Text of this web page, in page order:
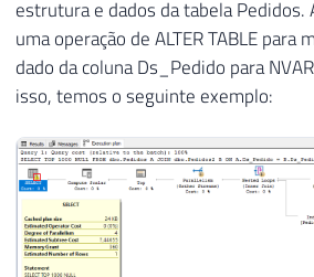
estrutura e dados da tabela
uma operação de ALTER TABLE para
dado da coluna Ds_Pedido para
isso, temos o seguinte exemplo: